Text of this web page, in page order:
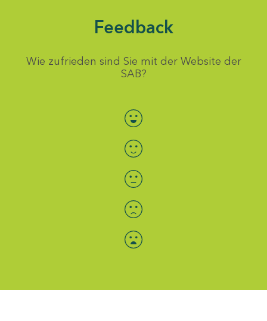
Feedback
Wie zufrieden sind Sie mit der Website der
SAB?
Bewertung auswählen